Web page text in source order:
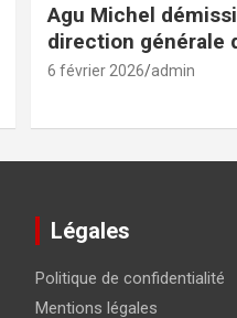
Agu Michel
direction générale
6 février 2026 admin
Légales
Politique de confidentialité
Mentions légales